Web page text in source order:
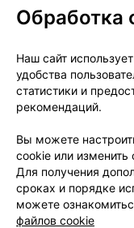
медицинскому
картона.
Комплектация 2
По одной
одной ячейковой
одной ячейковой
одной ячейковой
одной ячейковой
две ячейковые
Обработка
Наш сайт
удобства
статистики и
рекомендаций.
Вы можете
cookie или изменить
Для получения
сроках и порядке
можете
файлов cookie